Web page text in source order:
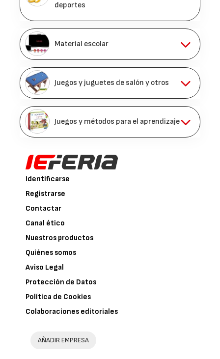
deportes
Material escolar
Juegos y juguetes de salón y otros
Juegos y métodos para el aprendizaje
Identificarse
Registrarse
Contactar
Canal ético
Nuestros productos
Quiénes somos
Aviso Legal
Protección de Datos
Política de Cookies
Colaboraciones editoriales
AÑADIR EMPRESA